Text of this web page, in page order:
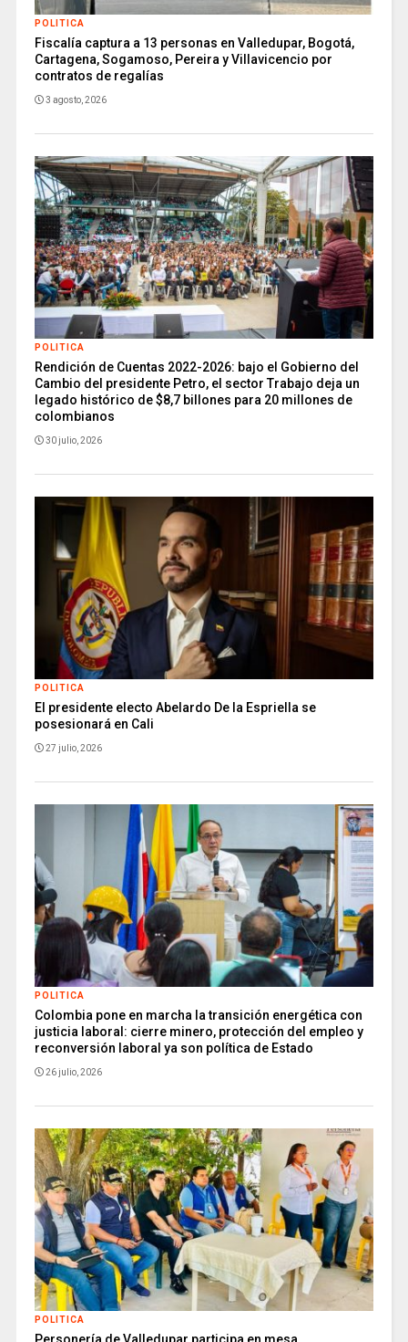
POLITICA
Fiscalía captura a 13 personas en Valledupar, Bogotá,
Cartagena, Sogamoso, Pereira y Villavicencio por
contratos de regalías
3 agosto, 2026
POLITICA
Rendición de Cuentas 2022-2026: bajo el Gobierno del
Cambio del presidente Petro, el sector Trabajo deja un
legado histórico de $8,7 billones para 20 millones de
colombianos
30 julio, 2026
POLITICA
El presidente electo Abelardo De la Espriella se
posesionará en Cali
27 julio, 2026
POLITICA
Colombia pone en marcha la transición energética con
justicia laboral: cierre minero, protección del empleo y
reconversión laboral ya son política de Estado
26 julio, 2026
POLITICA